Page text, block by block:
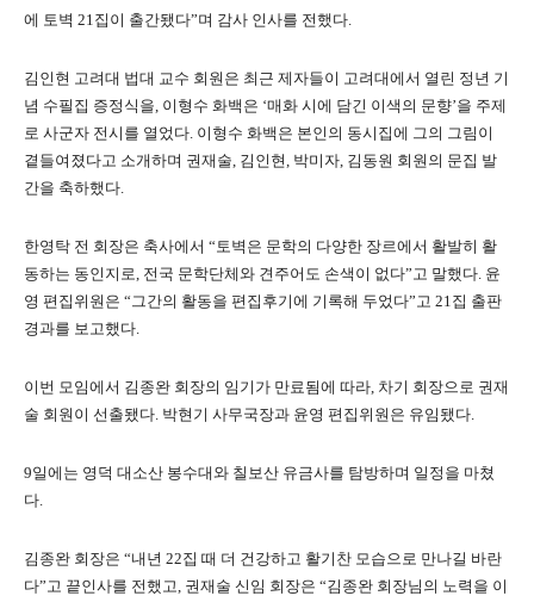
에 토벽 21집이 출간됐다”며 감사 인사를 전했다.
김인현 고려대 법대 교수 회원은 최근 제자들이 고려대에서 열린 정년 기
념 수필집 증정식을, 이형수 화백은 ‘매화 시에 담긴 이색의 문향’을 주제
로 사군자 전시를 열었다. 이형수 화백은 본인의 동시집에 그의 그림이
곁들여졌다고 소개하며 권재술, 김인현, 박미자, 김동원 회원의 문집 발
간을 축하했다.
한영탁 전 회장은 축사에서 “토벽은 문학의 다양한 장르에서 활발히 활
동하는 동인지로, 전국 문학단체와 견주어도 손색이 없다”고 말했다. 윤
영 편집위원은 “그간의 활동을 편집후기에 기록해 두었다”고 21집 출판
경과를 보고했다.
이번 모임에서 김종완 회장의 임기가 만료됨에 따라, 차기 회장으로 권재
술 회원이 선출됐다. 박현기 사무국장과 윤영 편집위원은 유임됐다.
9일에는 영덕 대소산 봉수대와 칠보산 유금사를 탐방하며 일정을 마쳤
다.
김종완 회장은 “내년 22집 때 더 건강하고 활기찬 모습으로 만나길 바란
다”고 끝인사를 전했고, 권재술 신임 회장은 “김종완 회장님의 노력을 이